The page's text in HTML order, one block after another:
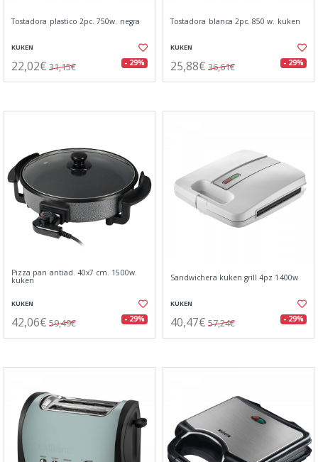
Tostadora plastico 2pc. 750w. negra
KUKEN
22,02€ 31,15€ - 29%
Tostadora blanca 2pc. 850 w. kuken
KUKEN
25,88€ 36,61€ - 29%
Pizza pan antiad. 40x7 cm. 1500w.
kuken
KUKEN
42,06€ 59,49€ - 29%
Sandwichera kuken grill 4pz 1400w
KUKEN
40,47€ 57,24€ - 29%